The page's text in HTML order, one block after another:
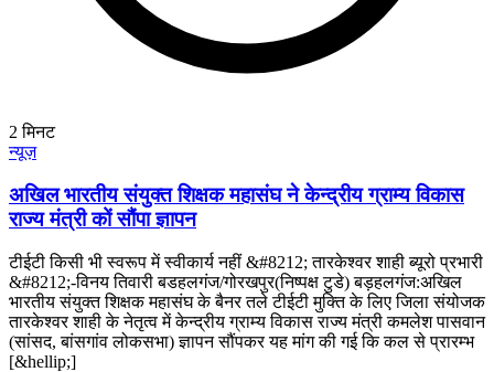
2मिनट
न्यूज़
अखिल भारतीय संयुक्त शिक्षक महासंघ ने केन्द्रीय ग्राम्य विकास
राज्य मंत्री कों सौंपा ज्ञापन
टीईटी किसी भी स्वरूप में स्वीकार्य नहीं &#8212; तारकेश्वर शाही ब्यूरो प्रभारी
&#8212;-विनय तिवारी बडहलगंज/गोरखपुर(निष्पक्ष टुडे) बड़हलगंज:अखिल
भारतीय संयुक्त शिक्षक महासंघ के बैनर तले टीईटी मुक्ति के लिए जिला संयोजक
तारकेश्वर शाही के नेतृत्व में केन्द्रीय ग्राम्य विकास राज्य मंत्री कमलेश पासवान
(सांसद, बांसगांव लोकसभा) ज्ञापन सौंपकर यह मांग की गई कि कल से प्रारम्भ
[&hellip;]